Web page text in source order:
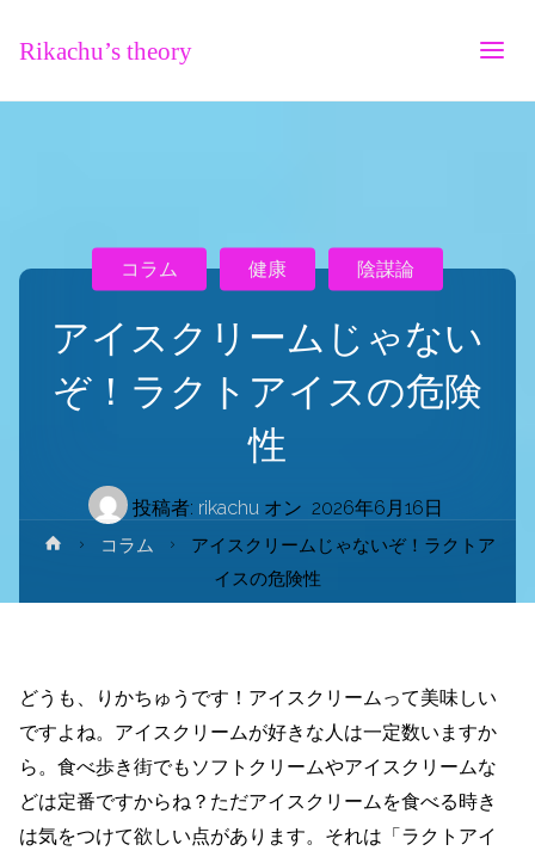
Rikachu’s theory
アイスクリームじゃない
ぞ！ラクトアイスの危険
性
投稿者: rikachu オン 2026年6月16日
コラム 健康 陰謀論
ホ
ム
コラム
アイスクリームじゃないぞ！ラクトア
イスの危険性
どうも、りかちゅうです！アイスクリームって美味しい
ですよね。アイスクリームが好きな人は一定数いますか
ら。食べ歩き街でもソフトクリームやアイスクリームな
どは定番ですからね？ただアイスクリームを食べる時き
は気をつけて欲しい点があります。それは「ラクトアイ